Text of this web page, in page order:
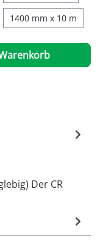
1400 mm x 10 m
Der CR